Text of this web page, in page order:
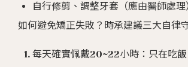
自行修剪、調整牙套（應由醫師處理
如何避免矯正失敗？時承建議三大自律
每天確實佩戴20~22小時：只在吃